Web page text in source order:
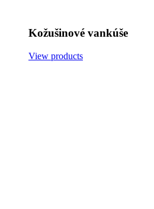
Kožušinové vankúše
View products